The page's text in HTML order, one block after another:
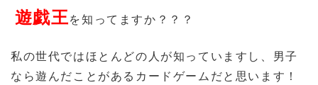
遊戯王を知ってますか？？？
私の世代ではほとんどの人が知っていますし、男子
なら遊んだことがあるカードゲームだと思います！